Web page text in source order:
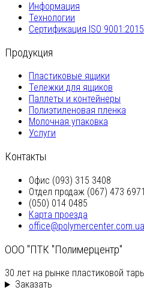
Информация
Технологии
Сертификация ISO 9001:2015
Продукция
Пластиковые ящики
Тележки для ящиков
Паллеты и контейнеры
Полиэтиленовая пленка
Молочная упаковка
Услуги
Контакты
Офис (093) 315 3408
Отдел продаж (067) 473 6971
(050) 014 0485
Карта проезда
office@polymercenter.com.ua
ООО "ПТК "Полимерцентр"
30 лет на рынке пластиковой
Заказать